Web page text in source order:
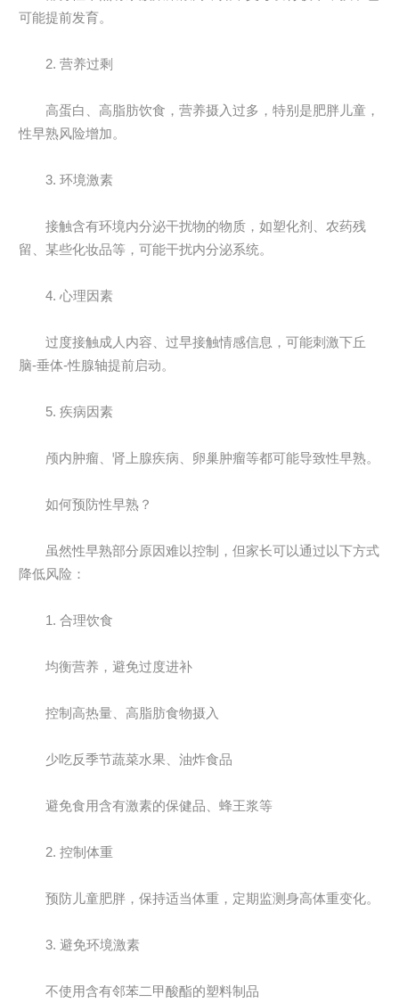
可能提前发育。
2. 营养过剩
高蛋白、高脂肪饮食，营养摄入过多，特别是肥胖儿童，
性早熟风险增加。
3. 环境激素
接触含有环境内分泌干扰物的物质，如塑化剂、农药残
留、某些化妆品等，可能干扰内分泌系统。
4. 心理因素
过度接触成人内容、过早接触情感信息，可能刺激下丘
脑-垂体-性腺轴提前启动。
5. 疾病因素
颅内肿瘤、肾上腺疾病、卵巢肿瘤等都可能导致性早熟。
如何预防性早熟？
虽然性早熟部分原因难以控制，但家长可以通过以下方式
降低风险：
1. 合理饮食
均衡营养，避免过度进补
控制高热量、高脂肪食物摄入
少吃反季节蔬菜水果、油炸食品
避免食用含有激素的保健品、蜂王浆等
2. 控制体重
预防儿童肥胖，保持适当体重，定期监测身高体重变化。
3. 避免环境激素
不使用含有邻苯二甲酸酯的塑料制品